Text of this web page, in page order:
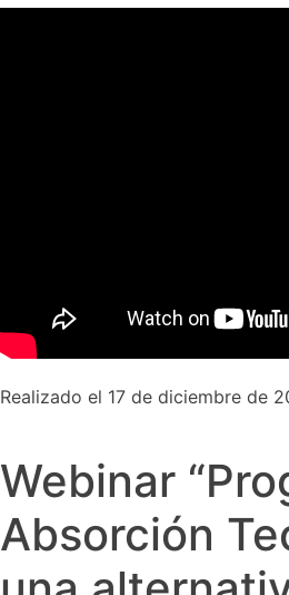
Realizado el 17 de diciembre de
Webinar
Absorción